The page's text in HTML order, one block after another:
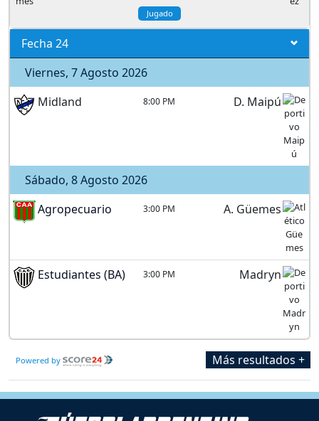
Jugado
Fecha 24
Viernes, 7 Agosto 2026
Midland
8:00 PM D. Maipú
Sábado, 8 Agosto 2026
Agropecuario
3:00 PM A. Güemes
Estudiantes (BA) 3:00 PM Madryn
Powered by Más resultados +